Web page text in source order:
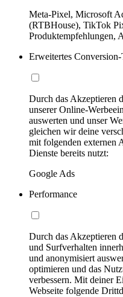
Meta-Pixel, Microsoft
(RTBHouse), TikTok
Produktempfehlungen,
Erweitertes
Durch das Akzeptieren
unserer Online-
auswerten und unser
gleichen wir deine
mit folgenden externen
Dienste bereits nutzt:
Google Ads
Performance
Durch das Akzeptieren
und Surfverhalten
und anonymisiert
optimieren und das
verbessern. Mit deiner
Webseite folgende